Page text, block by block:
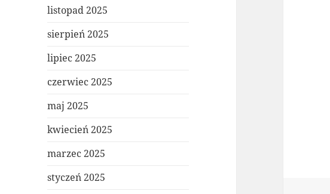
listopad 2025
sierpień 2025
lipiec 2025
czerwiec 2025
maj 2025
kwiecień 2025
marzec 2025
styczeń 2025